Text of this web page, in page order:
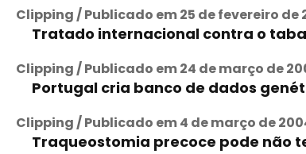
Clipping / Publicado em 25 de fevereiro de
Tratado internacional contra o
Clipping / Publicado em 24 de março de
Portugal cria banco de dados
Clipping / Publicado em 4 de março de
Traqueostomia precoce pode não